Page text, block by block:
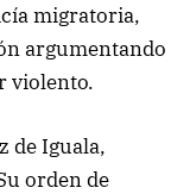
migratoria,
argumentando
violento.
de Iguala,
orden de